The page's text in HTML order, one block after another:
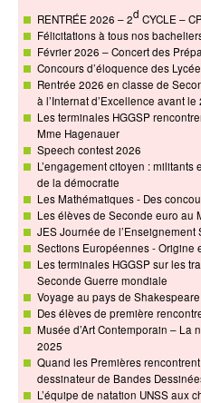
RENTRÉE 2026 – 2d CYCLE –
Félicitations à tous nos
Février 2026 – Concert des
Concours d’éloquence des
Rentrée 2026 en classe de
à l’Internat d’Excellence avant
Les terminales HGGSP
Mme Hagenauer
Speech contest 2026
L’engagement citoyen : militants
de la démocratie
Les Mathématiques - Des
Les élèves de Seconde euro au
JES Journée de l’Enseignement
Sections Européennes - Origine
Les terminales HGGSP sur les
Seconde Guerre mondiale
Voyage au pays de Shakespeare
Des élèves de première
Musée d’Art Contemporain – La
2025
Quand les Premières
dessinateur de Bandes
L’équipe de natation UNSS aux